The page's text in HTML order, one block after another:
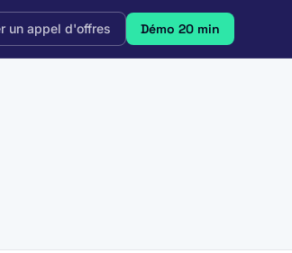
un appel d'offres Démo 20 min